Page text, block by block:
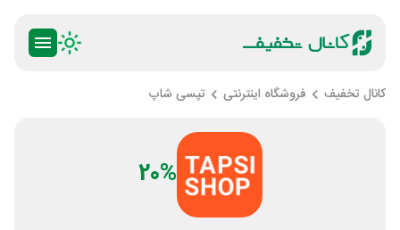
کانال تخفیف فروشگاه اینترنتی تپسی شاپ
20%